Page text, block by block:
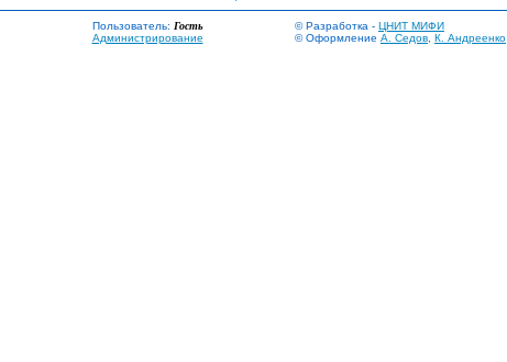
Пользователь: Гость
Администрирование
© Разработка - ЦНИТ МИФИ
© Оформление А. Седов К. Андреенко